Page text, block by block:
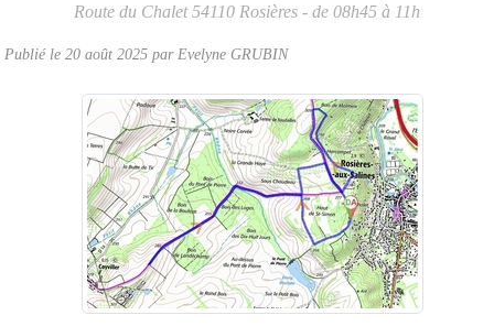
Route du Chalet 54110 Rosières - de 08h45 à 11h
Publié le 20 août 2025 par Evelyne GRUBIN